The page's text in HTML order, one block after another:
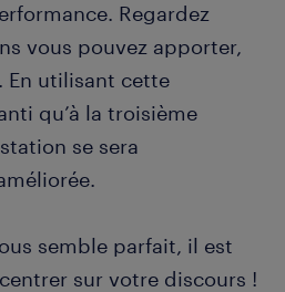
Regardez
vous pouvez apporter,
En utilisant cette
qu’à la troisième
se sera
semble parfait, il est
sur votre discours !